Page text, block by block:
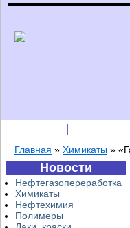
Главная » Химикаты »
Новости
Нефтегазопереработка
Химикаты
Нефтехимия
Полимеры